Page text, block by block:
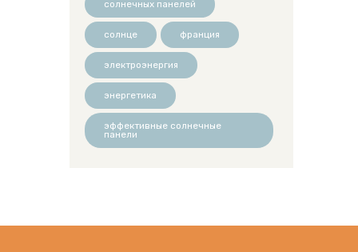
солнечных панелей
солнце франция
электроэнергия
энергетика
эффективные солнечные
панели